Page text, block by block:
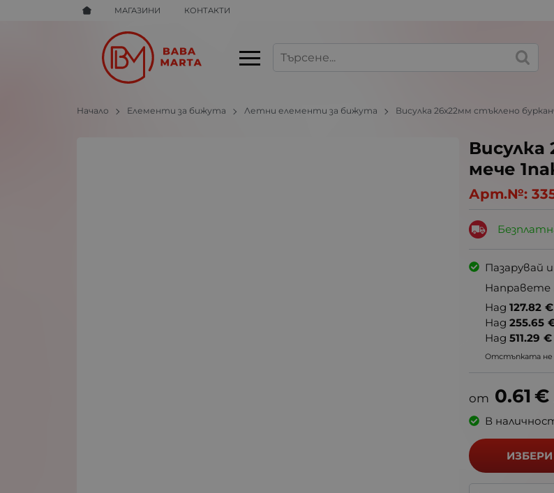
МАГАЗИНИ КОНТАКТИ
Начало Елементи за бижута Летни елементи за бижута Висулка 26х22мм стъклено
Висулка
мече
Арт.№:
Пазарувай
Направете
Над 127.82 €
Над 255.65
Над 511.29 €
Отстъпката не
0.61 €
В